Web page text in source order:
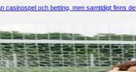
casinospel och betting, men samtidigt finns